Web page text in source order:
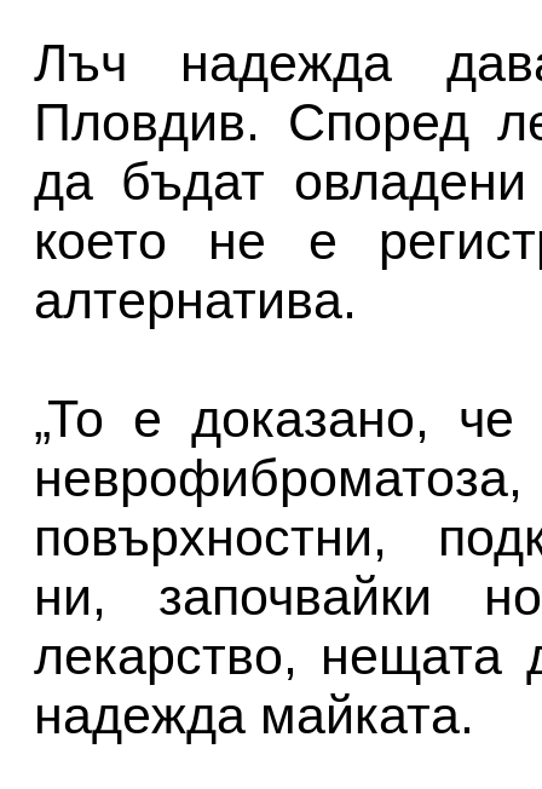
Лъч надежда
Пловдив. Според
да бъдат
което не е
алтернатива.
„То е доказано,
повърхностни,
ни, започвайки
лекарство, нещата
надежда майката.